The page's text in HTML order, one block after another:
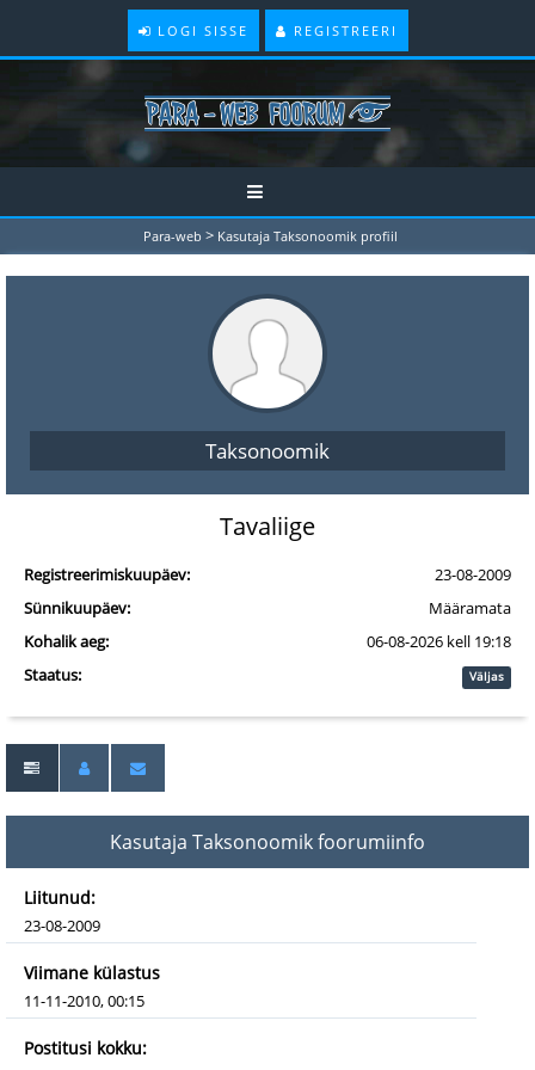
LOGI SISSE REGISTREERI
Para-web > Kasutaja Taksonoomik profiil
Taksonoomik
Tavaliige
Registreerimiskuupäev:
23-08-2009
Sünnikuupäev:
Määramata
Kohalik aeg:
06-08-2026 kell 19:18
Staatus:
Väljas
Kasutaja Taksonoomik foorumiinfo
Liitunud:
23-08-2009
Viimane külastus
11-11-2010, 00:15
Postitusi kokku: